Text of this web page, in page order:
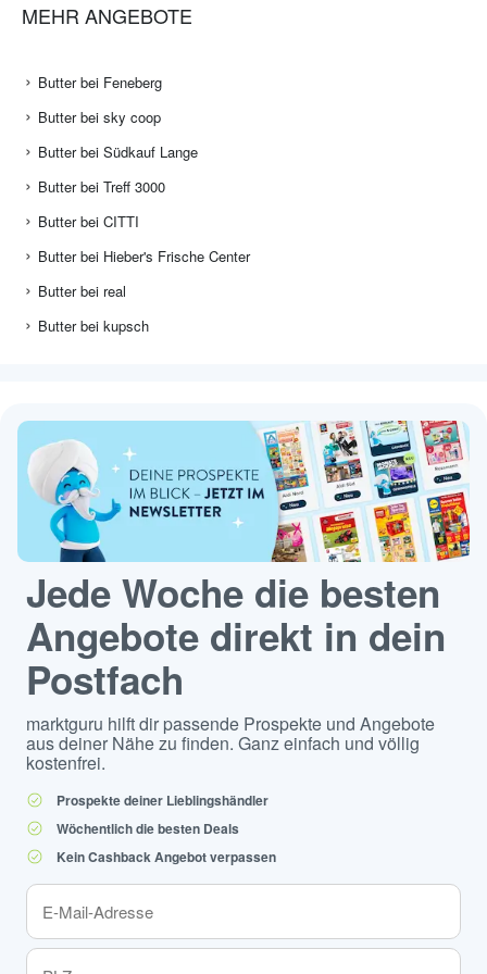
MEHR ANGEBOTE
Butter bei Feneberg
Butter bei sky coop
Butter bei Südkauf Lange
Butter bei Treff 3000
Butter bei CITTI
Butter bei Hieber's Frische Center
Butter bei real
Butter bei kupsch
Jede Woche die besten
Angebote direkt in dein
Postfach
marktguru hilft dir passende Prospekte und Angebote
aus deiner Nähe zu finden. Ganz einfach und völlig
kostenfrei.
Prospekte deiner Lieblingshändler
Wöchentlich die besten Deals
Kein Cashback Angebot verpassen